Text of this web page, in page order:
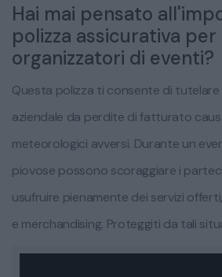
Hai mai pensato
polizza assicurativa per
organizzatori di eventi?
Questa polizza ti consente di
aziendale da perdite di fatturato
meteorologici avversi. Durante un
piovose possono scoraggiare i
usufruire pienamente dei servizi
e merchandising. Proteggiti da tali